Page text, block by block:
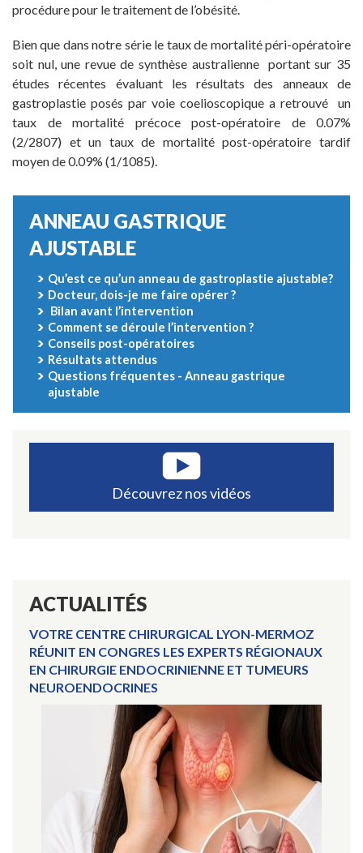
procédure pour le traitement de l’obésité.
Bien que dans notre série le taux de mortalité péri-opératoire
soit nul, une revue de synthèse australienne portant sur 35
études récentes évaluant les résultats des anneaux de
gastroplastie posés par voie coelioscopique a retrouvé un
taux de mortalité précoce post-opératoire de 0.07%
(2/2807) et un taux de mortalité post-opératoire tardif
moyen de 0.09% (1/1085).
ANNEAU GASTRIQUE
AJUSTABLE
Qu’est ce qu’un anneau de gastroplastie ajustable?
Docteur, dois-je me faire opérer ?
Bilan avant l’intervention
Comment se déroule l’intervention ?
Conseils post-opératoires
Résultats attendus
Questions fréquentes - Anneau gastrique
ajustable
Découvrez nos vidéos
ACTUALITÉS
VOTRE CENTRE CHIRURGICAL LYON-MERMOZ
RÉUNIT EN CONGRES LES EXPERTS RÉGIONAUX
EN CHIRURGIE ENDOCRINIENNE ET TUMEURS
NEUROENDOCRINES